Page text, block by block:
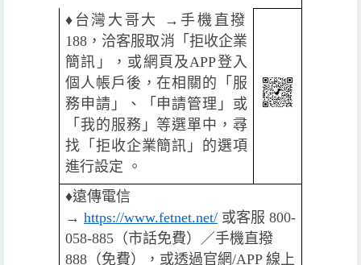
♦️ 台灣大哥大 →手機直撥
188，洽客服取消「拒收企業
簡訊」，或網頁及APP登入
個人帳戶後，在相關的「服
務申請」、「申請管理」或
「我的服務」等選單中，尋
找「拒收企業簡訊」的選項
進行設定 。
♦️遠傳電信
→ https://www.fetnet.net/ 或客服 800-
058-885（市話免費）／手機直撥
888（免費），或透過官網/APP 線上